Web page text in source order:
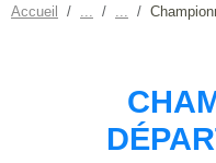
Accueil